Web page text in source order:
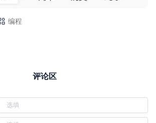
编程
评论区